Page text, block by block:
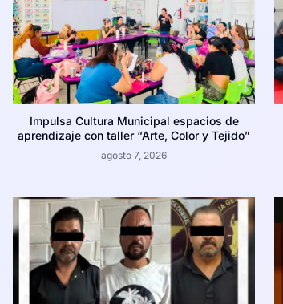
Impulsa Cultura Municipal espacios de
aprendizaje con taller “Arte, Color y Tejido”
agosto 7, 2026